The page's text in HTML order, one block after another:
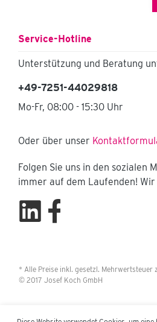
Service-Hotline
Unterstützung und Beratung
+49-7251-44029818
Mo-Fr, 08:00 - 15:30 Uhr
Oder über unser
Folgen Sie uns in den sozialen
immer auf dem Laufenden!
* Alle Preise inkl. gesetzl. Mehrwertsteuer
© 2017 Josef Koch GmbH